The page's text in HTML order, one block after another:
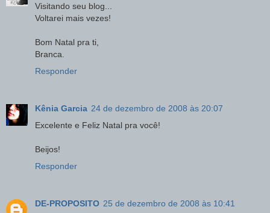
Visitando seu blog...
Voltarei mais vezes!
Bom Natal pra ti,
Branca.
Responder
Kênia Garcia 24 de dezembro de 2008 às 20:07
Excelente e Feliz Natal pra você!
Beijos!
Responder
DE-PROPOSITO 25 de dezembro de 2008 às 10:41